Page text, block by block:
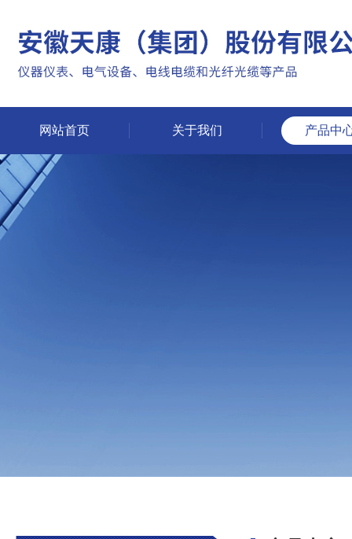
网站首页 关于我们 产品中